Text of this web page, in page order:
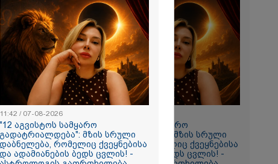
ნახვა
სიკვდილი"
17 წლის
სადაც
ხმა ამოიცნო
"12 აგვისტოს სამყარო
გადატრიალდება": მზის სრული
დაბნელება, რომელიც ქვეყნებისა
და ადამიანების ბედს ცვლის! -
11:42 / 07-08-2026
"12 აგვისტოს სამყარო
გადატრიალდება": მზის სრული
დაბნელება, რომელიც ქვეყნებისა
და ადამიანების ბედს ცვლის! -